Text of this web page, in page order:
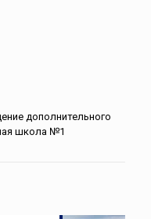
дополнительного
школа №1